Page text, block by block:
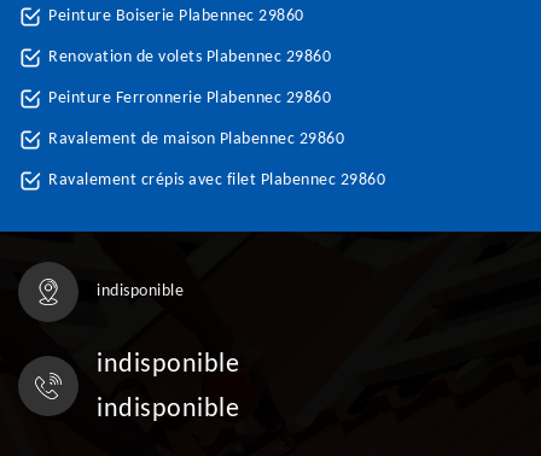
Peinture Boiserie Plabennec 29860
Renovation de volets Plabennec 29860
Peinture Ferronnerie Plabennec 29860
Ravalement de maison Plabennec 29860
Ravalement crépis avec filet Plabennec 29860
indisponible
indisponible
indisponible